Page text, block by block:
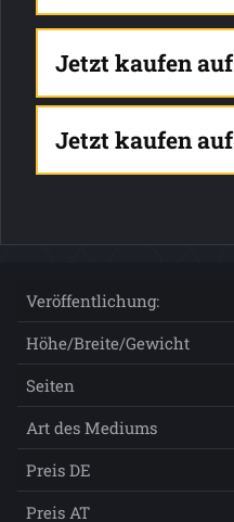
Jetzt kaufen auf
Jetzt kaufen auf
Veröffentlichung:
Höhe/Breite/Gewicht
Seiten
Art des Mediums
Preis DE
Preis AT